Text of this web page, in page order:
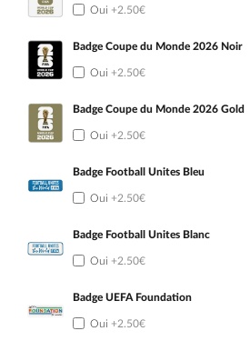
Oui +2.50€
Badge Coupe du Monde 2026 Noir
Oui +2.50€
Badge Coupe du Monde 2026 Gold
Oui +2.50€
Badge Football Unites Bleu
Oui +2.50€
Badge Football Unites Blanc
Oui +2.50€
Badge UEFA Foundation
Oui +2.50€